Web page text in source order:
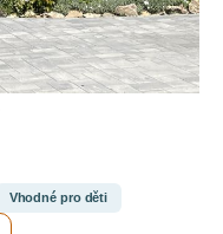
Vhodné pro děti